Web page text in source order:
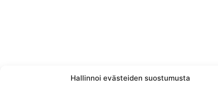
Hallinnoi evästeiden suostumusta